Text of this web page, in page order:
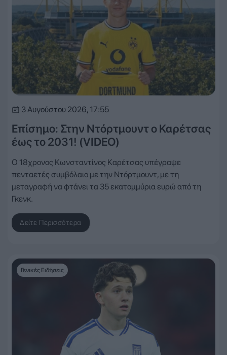
3 Αυγούστου 2026, 17:55
Επίσημο: Στην Ντόρτμουντ ο Καρέτσας
έως το 2031! (VIDEO)
Ο 18χρονος Κωνσταντίνος Καρέτσας υπέγραψε
πενταετές συμβόλαιο με την Ντόρτμουντ, με τη
μεταγραφή να φτάνει τα 35 εκατομμύρια ευρώ από τη
Γκενκ.
Δείτε Περισσότερα
Γενικές Ειδήσεις